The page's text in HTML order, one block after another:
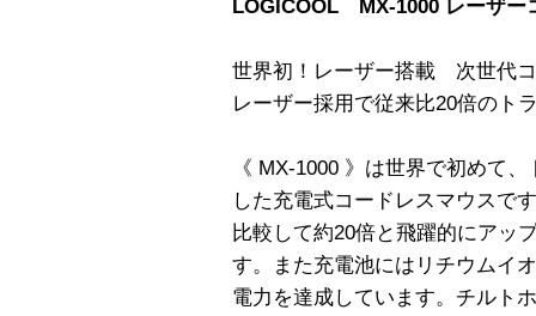
LOGICOOL MX-1000 レーザー
世界初！レーザー搭載 次世代
レーザー採用で従来比20倍のト
《 MX-1000 》は世界で初めて
した充電式コードレスマウスで
比較して約20倍と飛躍的にアッ
す。また充電池にはリチウムイ
電力を達成しています。チルト